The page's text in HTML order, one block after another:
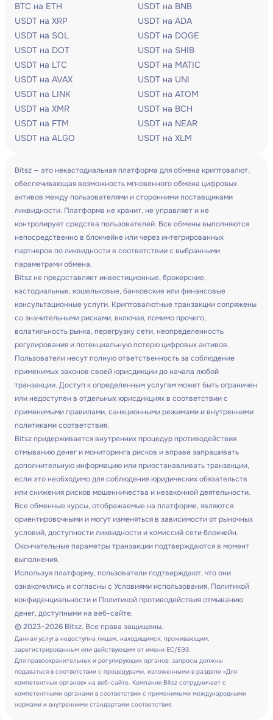
BTC на ETH
USDT на BNB
USDT на XRP
USDT на ADA
USDT на SOL
USDT на DOGE
USDT на DOT
USDT на SHIB
USDT на LTC
USDT на MATIC
USDT на AVAX
USDT на UNI
USDT на LINK
USDT на ATOM
USDT на XMR
USDT на BCH
USDT на FTM
USDT на NEAR
USDT на ALGO
USDT на XLM
Bitsz — это некастодиальная платформа для обмена криптовалют,
обеспечивающая возможность мгновенного обмена цифровых
активов между пользователями и сторонними поставщиками
ликвидности. Платформа не хранит, не управляет и не
контролирует средства пользователей. Все обмены выполняются
непосредственно в блокчейне или через интегрированных
партнеров по ликвидности в соответствии с выбранными
параметрами обмена.
Bitsz не предоставляет инвестиционные, брокерские,
кастодиальные, кошельковые, банковские или финансовые
консультационные услуги. Криптовалютные транзакции сопряжены
со значительными рисками, включая, помимо прочего,
волатильность рынка, перегрузку сети, неопределенность
регулирования и потенциальную потерю цифровых активов.
Пользователи несут полную ответственность за соблюдение
применимых законов своей юрисдикции до начала любой
транзакции. Доступ к определенным услугам может быть ограничен
или недоступен в отдельных юрисдикциях в соответствии с
применимыми правилами, санкционными режимами и внутренними
политиками соответствия.
Bitsz придерживается внутренних процедур противодействия
отмыванию денег и мониторинга рисков и вправе запрашивать
дополнительную информацию или приостанавливать транзакции,
если это необходимо для соблюдения юридических обязательств
или снижения рисков мошенничества и незаконной деятельности.
Все обменные курсы, отображаемые на платформе, являются
ориентировочными и могут изменяться в зависимости от рыночных
условий, доступности ликвидности и комиссий сети блокчейн.
Окончательные параметры транзакции подтверждаются в момент
выполнения.
Используя платформу, пользователи подтверждают, что они
ознакомились и согласны с Условиями использования, Политикой
конфиденциальности и Политикой противодействия отмыванию
денег, доступными на веб-сайте.
© 2023–2026 Bitsz. Все права защищены.
Данная услуга недоступна лицам, находящимся, проживающим,
зарегистрированным или действующим от имени ЕС/ЕЭЗ.
Для правоохранительных и регулирующих органов: запросы должны
подаваться в соответствии с процедурами, изложенными в разделе «Для
компетентных органов» на веб-сайте. Компания Bitsz сотрудничает с
компетентными органами в соответствии с применимыми международными
нормами и внутренними стандартами соответствия.